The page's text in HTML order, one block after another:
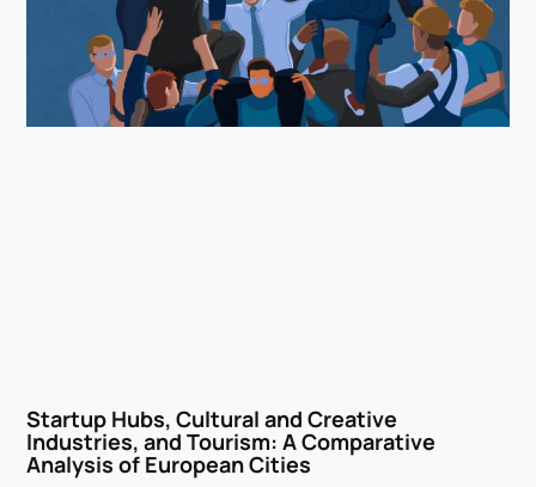
Startup Hubs, Cultural and Creative
Industries, and Tourism: A Comparative
Analysis of European Cities